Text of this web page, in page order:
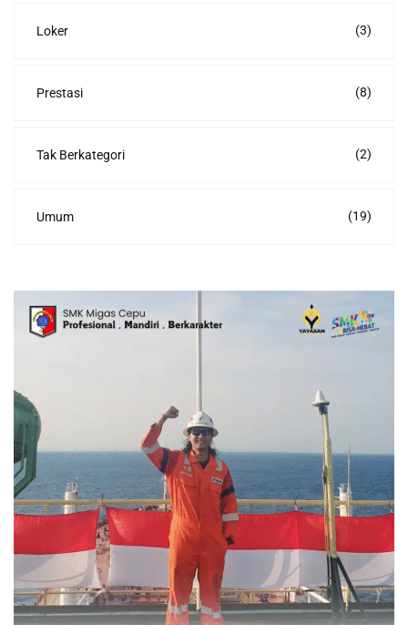
Loker (3)
Prestasi (8)
Tak Berkategori (2)
Umum (19)